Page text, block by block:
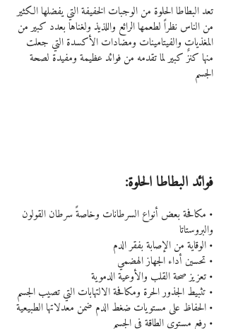
تعد البطاطا الحلوة من الوجبات الخفيفة التي يفضلها الكثير
من الناس نظراً لطعمها الرائع واللذيذ ولغناها بعدد كبير من
المغذيات والفيتامينات ومضادات الأكسدة التي جعلت
منها كنزٌ كبير لما تقدمه من فوائد عظيمة ومفيدة لصحة
الجسم
فوائد البطاطا الحلوة:
• مكافحة بعض أنواع السرطانات وخاصةً سرطان القولون
والبروستاتا
• الوقاية من الإصابة بفقر الدم
• تحسين أداء الجهاز الهضمي
• تعزيز صحة القلب والأوعية الدموية
• تثبيط الجذور الحرة ومكافحة الالتهابات التي تصيب الجسم
• الحفاظ على مستويات ضغط الدم ضمن معدلاتها الطبيعية
• رفع مستوى الطاقة في الجسم